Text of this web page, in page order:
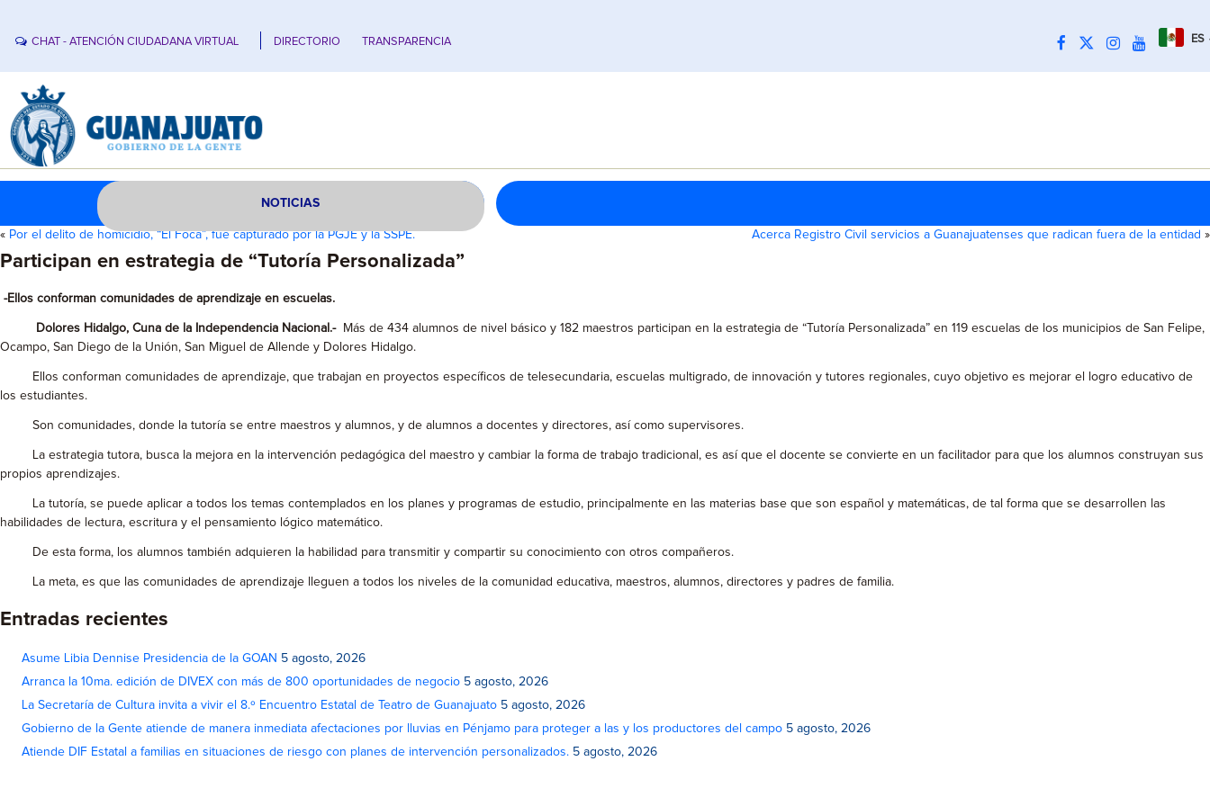
CHAT - ATENCIÓN CIUDADANA VIRTUAL DIRECTORIO TRANSPARENCIA ES
NOTICIAS
« Por el delito de homicidio, “El Foca”, fue capturado por la PGJE y la SSPE. Acerca Registro Civil servicios a Guanajuatenses que radican fuera de la entidad »
Participan en estrategia de “Tutoría Personalizada”
-Ellos conforman comunidades de aprendizaje en escuelas.
Dolores Hidalgo, Cuna de la Independencia Nacional.-
Más de 434 alumnos de nivel básico y 182 maestros participan en la estrategia de “Tutoría Personalizada” en 119 escuelas de los municipios de San Felipe,
Ocampo, San Diego de la Unión, San Miguel de Allende y Dolores Hidalgo.
Ellos conforman comunidades de aprendizaje, que trabajan en proyectos específicos de telesecundaria, escuelas multigrado, de innovación y tutores regionales, cuyo objetivo es mejorar el logro educativo de
los estudiantes.
Son comunidades, donde la tutoría se entre maestros y alumnos, y de alumnos a docentes y directores, así como supervisores.
La estrategia tutora, busca la mejora en la intervención pedagógica del maestro y cambiar la forma de trabajo tradicional, es así que el docente se convierte en un facilitador para que los alumnos construyan sus
propios aprendizajes.
La tutoría, se puede aplicar a todos los temas contemplados en los planes y programas de estudio, principalmente en las materias base que son español y matemáticas, de tal forma que se desarrollen las
habilidades de lectura, escritura y el pensamiento lógico matemático.
De esta forma, los alumnos también adquieren la habilidad para transmitir y compartir su conocimiento con otros compañeros.
La meta, es que las comunidades de aprendizaje lleguen a todos los niveles de la comunidad educativa, maestros, alumnos, directores y padres de familia.
Entradas recientes
Asume Libia Dennise Presidencia de la GOAN 5 agosto, 2026
Arranca la 10ma. edición de DIVEX con más de 800 oportunidades de negocio 5 agosto, 2026
La Secretaría de Cultura invita a vivir el 8.º Encuentro Estatal de Teatro de Guanajuato 5 agosto, 2026
Gobierno de la Gente atiende de manera inmediata afectaciones por lluvias en Pénjamo para proteger a las y los productores del campo 5 agosto, 2026
Atiende DIF Estatal a familias en situaciones de riesgo con planes de intervención personalizados. 5 agosto, 2026